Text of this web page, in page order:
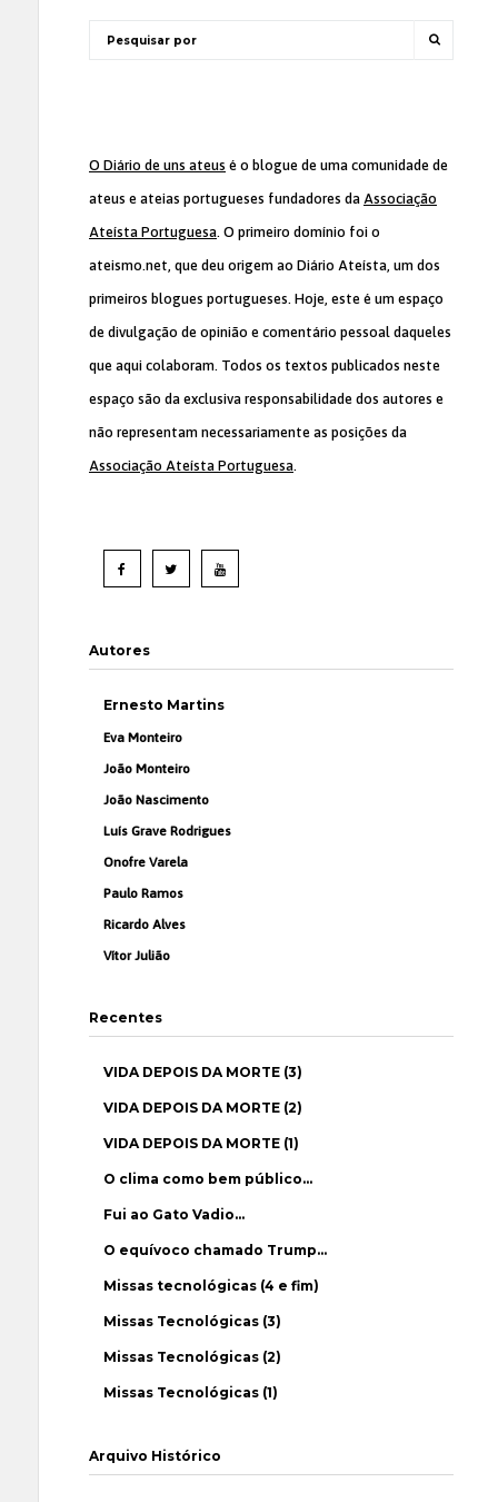
O Diário de uns ateus é o blogue de uma comunidade de
ateus e ateias portugueses fundadores da Associação
Ateísta Portuguesa. O primeiro domínio foi o
ateismo.net, que deu origem ao Diário Ateísta, um dos
primeiros blogues portugueses. Hoje, este é um espaço
de divulgação de opinião e comentário pessoal daqueles
que aqui colaboram. Todos os textos publicados neste
espaço são da exclusiva responsabilidade dos autores e
não representam necessariamente as posições da
Associação Ateísta Portuguesa.
Autores
Ernesto Martins
Eva Monteiro
João Monteiro
João Nascimento
Luís Grave Rodrigues
Onofre Varela
Paulo Ramos
Ricardo Alves
Vítor Julião
Recentes
VIDA DEPOIS DA MORTE (3)
VIDA DEPOIS DA MORTE (2)
VIDA DEPOIS DA MORTE (1)
O clima como bem público…
Fui ao Gato Vadio…
O equívoco chamado Trump…
Missas tecnológicas (4 e fim)
Missas Tecnológicas (3)
Missas Tecnológicas (2)
Missas Tecnológicas (1)
Arquivo Histórico